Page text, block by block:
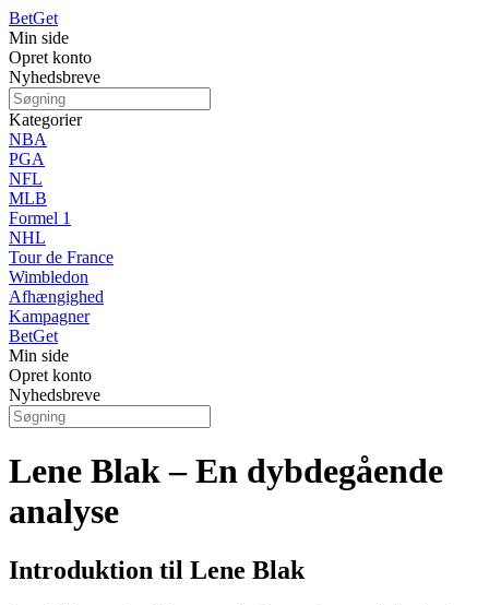
BetGet
Min side
Opret konto
Nyhedsbreve
Kategorier
NBA
PGA
NFL
MLB
Formel 1
NHL
Tour de France
Wimbledon
Afhængighed
Kampagner
BetGet
Min side
Opret konto
Nyhedsbreve
Lene Blak – En dybdegående
analyse
Introduktion til Lene Blak